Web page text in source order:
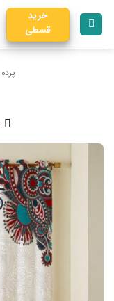
خرید
قسطی
پرده